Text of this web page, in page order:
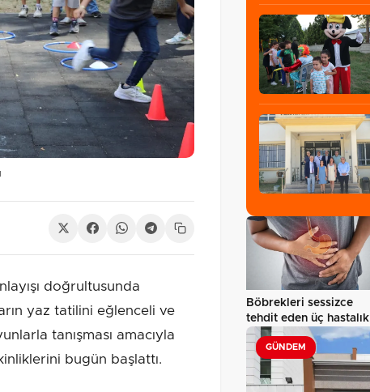
doğrultusunda
yaz tatilini eğlenceli ve
tanışması amacıyla
bugün başlattı.
Böbrekleri sessizce
tehdit eden üç hastalık
GÜNDEM